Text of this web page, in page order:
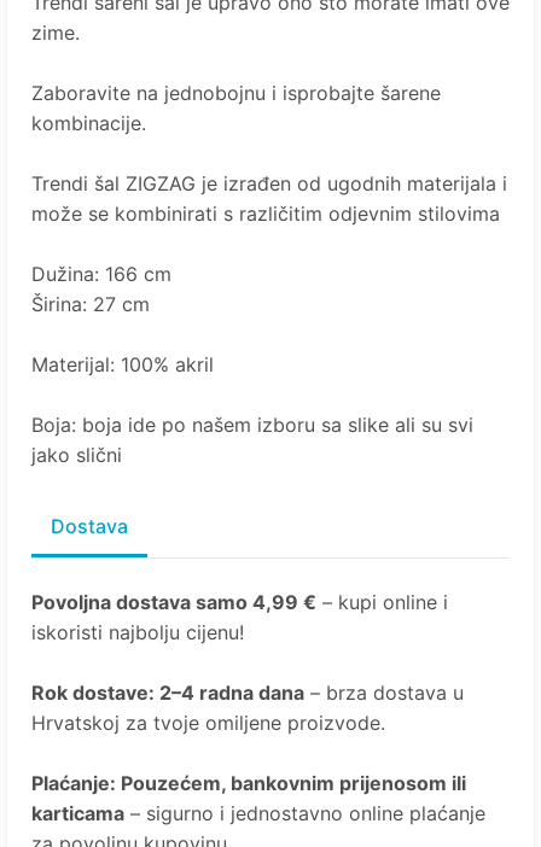
zime.
Zaboravite na jednobojnu i isprobajte šarene
kombinacije.
Trendi šal ZIGZAG je izrađen od ugodnih materijala i
može se kombinirati s različitim odjevnim stilovima
Dužina: 166 cm
Širina: 27 cm
Materijal: 100% akril
Boja: boja ide po našem izboru sa slike ali su svi
jako slični
Dostava
Povoljna dostava samo 4,99 € – kupi online i
iskoristi najbolju cijenu!
Rok dostave: 2–4 radna dana – brza dostava u
Hrvatskoj za tvoje omiljene proizvode.
Plaćanje: Pouzećem, bankovnim prijenosom ili
karticama – sigurno i jednostavno online plaćanje